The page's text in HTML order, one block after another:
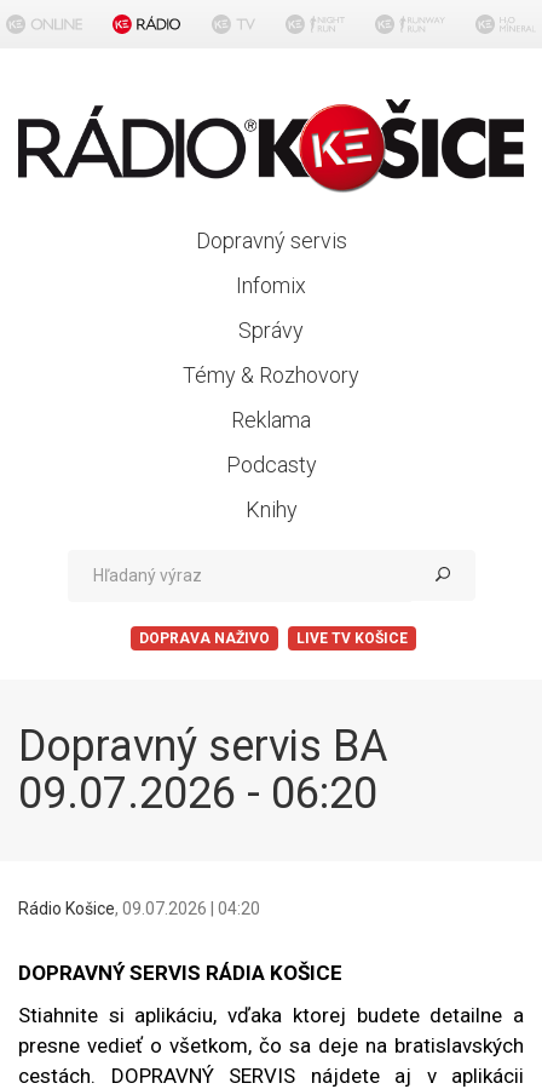
Dopravný servis
Infomix
Správy
Témy & Rozhovory
Reklama
Podcasty
Knihy
DOPRAVA NAŽIVO LIVE TV KOŠICE
Dopravný servis BA
09.07.2026 - 06:20
Rádio Košice, 09.07.2026 | 04:20
DOPRAVNÝ SERVIS RÁDIA KOŠICE
Stiahnite si aplikáciu, vďaka ktorej budete detailne a
presne vedieť o všetkom, čo sa deje na bratislavských
cestách. DOPRAVNÝ SERVIS nájdete aj v aplikácii